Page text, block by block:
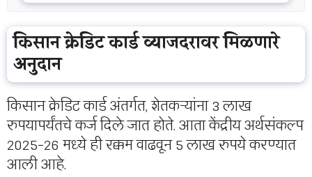
किसान क्रेडिट कार्ड व्याजदरावर मिळणारे
अनुदान
किसान क्रेडिट कार्ड अंतर्गत, शेतकऱ्यांना 3 लाख
रुपयापर्यंतचे कर्ज दिले जात होते. आता केंद्रीय अर्थसंकल्प
2025-26 मध्ये ही रक्कम वाढवून 5 लाख रुपये करण्यात
आली आहे.